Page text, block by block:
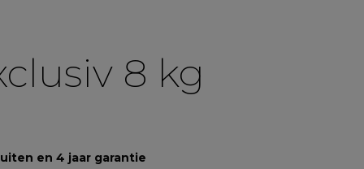
8 kg
en 4 jaar garantie